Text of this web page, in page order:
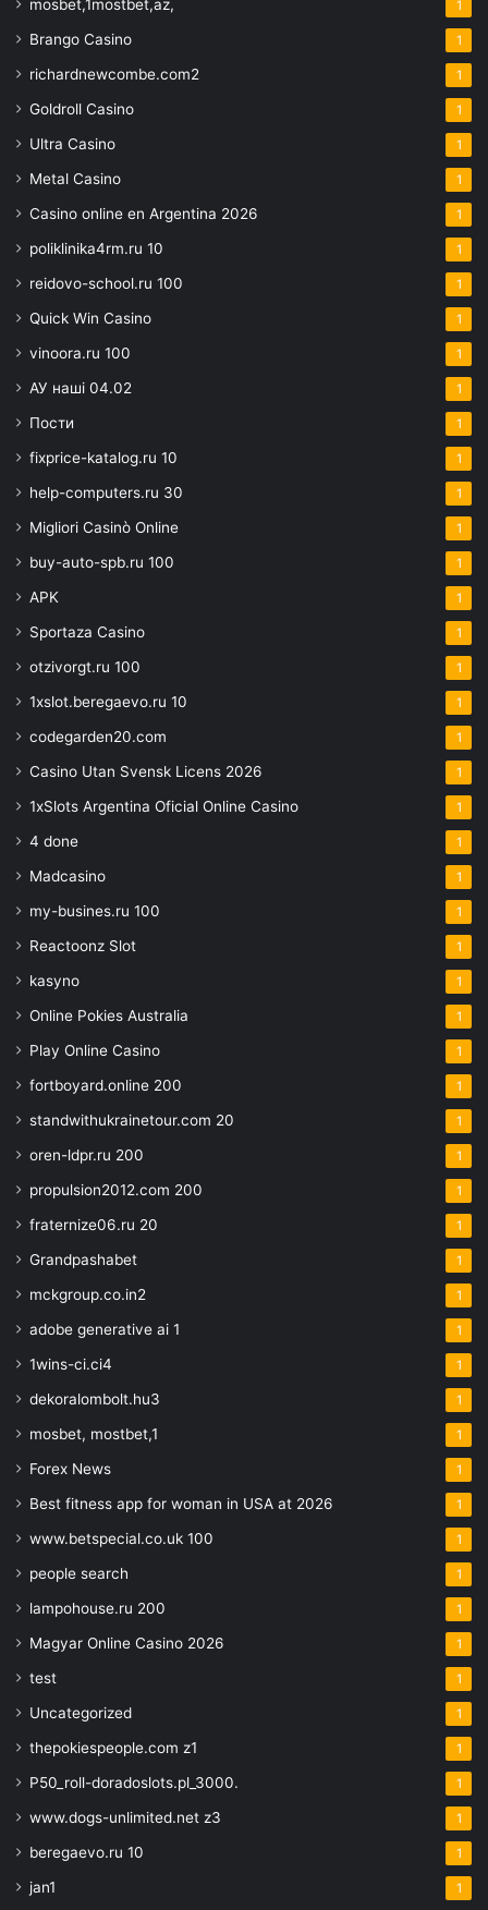
mosbet,1mostbet,az, 1
Brango Casino 1
richardnewcombe.com2 1
Goldroll Casino 1
Ultra Casino 1
Metal Casino 1
Casino online en Argentina 2026 1
poliklinika4rm.ru 10 1
reidovo-school.ru 100 1
Quick Win Casino 1
vinoora.ru 100 1
АУ наші 04.02 1
Пости 1
fixprice-katalog.ru 10 1
help-computers.ru 30 1
Migliori Casinò Online 1
buy-auto-spb.ru 100 1
APK 1
Sportaza Casino 1
otzivorgt.ru 100 1
1xslot.beregaevo.ru 10 1
codegarden20.com 1
Casino Utan Svensk Licens 2026 1
1xSlots Argentina Oficial Online Casino 1
4 done 1
Madcasino 1
my-busines.ru 100 1
Reactoonz Slot 1
kasyno 1
Online Pokies Australia 1
Play Online Casino 1
fortboyard.online 200 1
standwithukrainetour.com 20 1
oren-ldpr.ru 200 1
propulsion2012.com 200 1
fraternize06.ru 20 1
Grandpashabet 1
mckgroup.co.in2 1
adobe generative ai 1 1
1wins-ci.ci4 1
dekoralombolt.hu3 1
mosbet, mostbet,1 1
Forex News 1
Best fitness app for woman in USA at 2026 1
www.betspecial.co.uk 100 1
people search 1
lampohouse.ru 200 1
Magyar Online Casino 2026 1
test 1
Uncategorized 1
thepokiespeople.com z1 1
P50_roll-doradoslots.pl_3000. 1
www.dogs-unlimited.net z3 1
beregaevo.ru 10 1
jan1 1